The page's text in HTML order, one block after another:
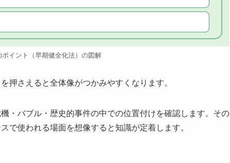
イント（早期健全化法）の図解
押さえると全体像がつかみやすくなります。
・バブル・歴史的事件の中での位置付けを確認します。その
で使われる場面を想像すると知識が定着します。